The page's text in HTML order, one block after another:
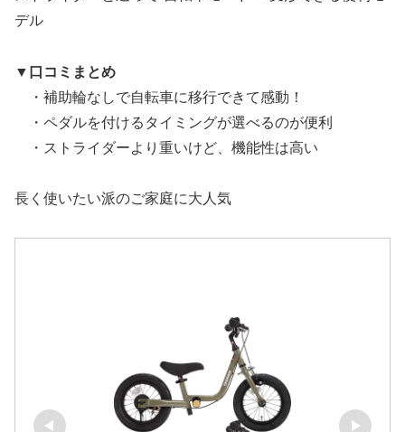
デル
▼口コミまとめ
・補助輪なしで自転車に移行できて感動！
・ペダルを付けるタイミングが選べるのが便利
・ストライダーより重いけど、機能性は高い
長く使いたい派のご家庭に大人気